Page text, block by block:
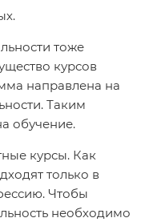
тоже
курсов
направлена на
Таким
обучение.
курсы. Как
только в
Чтобы
необходимо